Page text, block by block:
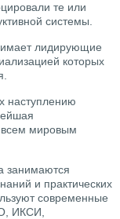
те или
системы.
лидирующие
которых
наступлению
всем мировым
занимаются
и практических
современные
ИКСИ,